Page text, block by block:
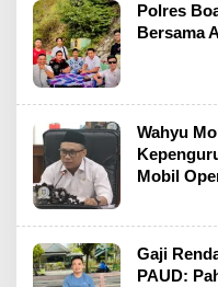
Polres
Bersama
Wahyu
Mobil
Gaji
PAUD: